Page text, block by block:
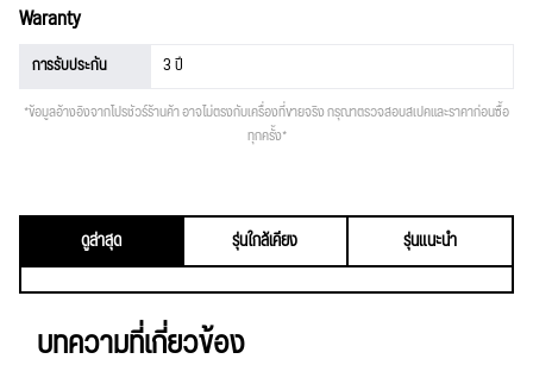
Waranty
การรับประกัน 3 ปี
*ข้อมูลอ้างอิงจากโปรชัวร์ร้านค้า อาจไม่ตรงกับเครื่องที่ขายจริง กรุณาตรวจสอบสเปคและราคาก่อนซื้อ
ทุกครั้ง*
ดูล่าสุด รุ่นใกล้เคียง รุ่นแนะนำ
บทความที่เกี่ยวข้อง